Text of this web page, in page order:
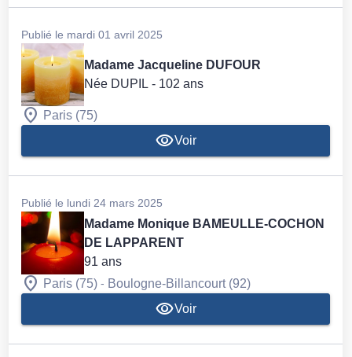
Publié le mardi 01 avril 2025
Madame Jacqueline DUFOUR
Née DUPIL - 102 ans
Paris (75)
Voir
Publié le lundi 24 mars 2025
Madame Monique BAMEULLE-COCHON
DE LAPPARENT
91 ans
Paris (75) - Boulogne-Billancourt (92)
Voir